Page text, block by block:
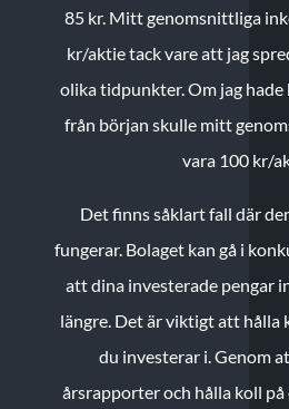
85 kr. Mitt genomsnittliga
kr/aktie tack vare att jag
olika tidpunkter. Om jag
från början skulle mitt
vara 100 kr/
Det finns såklart fall där
fungerar. Bolaget kan gå i
att dina investerade pengar
längre. Det är viktigt att hålla
du investerar i. Genom
årsrapporter och hålla koll